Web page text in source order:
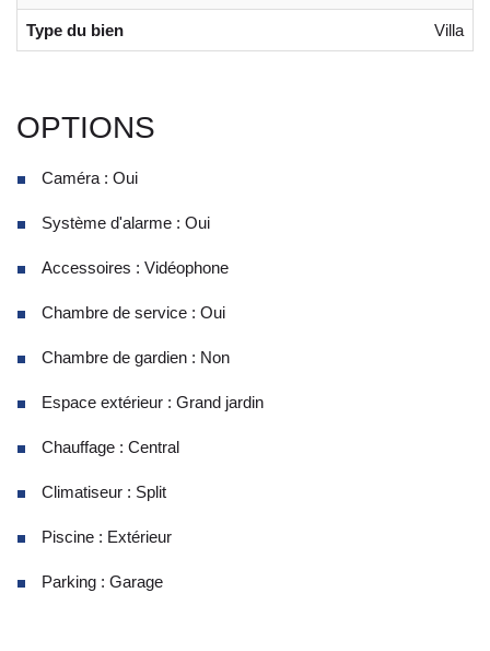
Type du bien Villa
OPTIONS
Caméra : Oui
Système d'alarme : Oui
Accessoires : Vidéophone
Chambre de service : Oui
Chambre de gardien : Non
Espace extérieur : Grand jardin
Chauffage : Central
Climatiseur : Split
Piscine : Extérieur
Parking : Garage